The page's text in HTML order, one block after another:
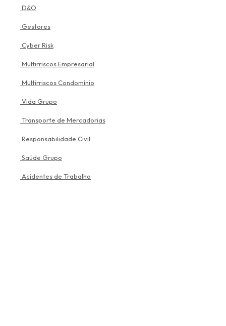
D&O
Gestores
Cyber Risk
Multirriscos Empresarial
Multirriscos Condomínio
Vida Grupo
Transporte de Mercadorias
Responsabilidade Civil
Saúde Grupo
Acidentes de Trabalho